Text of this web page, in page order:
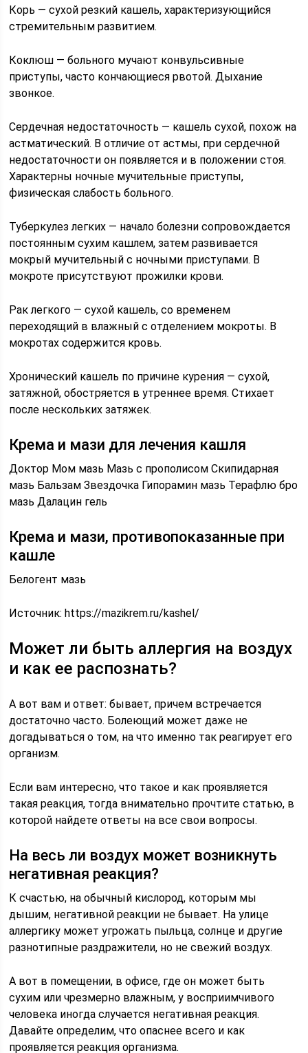
Корь — сухой резкий кашель, характеризующийся
стремительным развитием.
Коклюш — больного мучают конвульсивные
приступы, часто кончающиеся рвотой. Дыхание
звонкое.
Сердечная недостаточность — кашель сухой, похож на
астматический. В отличие от астмы, при сердечной
недостаточности он появляется и в положении стоя.
Характерны ночные мучительные приступы,
физическая слабость больного.
Туберкулез легких — начало болезни сопровождается
постоянным сухим кашлем, затем развивается
мокрый мучительный с ночными приступами. В
мокроте присутствуют прожилки крови.
Рак легкого — сухой кашель, со временем
переходящий в влажный с отделением мокроты. В
мокротах содержится кровь.
Хронический кашель по причине курения — сухой,
затяжной, обостряется в утреннее время. Стихает
после нескольких затяжек.
Крема и мази для лечения кашля
Доктор Мом мазь Мазь с прополисомСкипидарная
мазь Бальзам Звездочка Гипорамин мазь Терафлю бро
мазь Далацин гель
Крема и мази, противопоказанные при
кашле
Белогент мазь
Источник:https://mazikrem.ru/kashel/
Может ли быть аллергия на воздух
и как ее распознать?
А вот вам и ответ: бывает, причем встречается
достаточно часто. Болеющий может даже не
догадываться о том, на что именно так реагирует его
организм.
Если вам интересно, что такое и как проявляется
такая реакция, тогда внимательно прочтите статью, в
которой найдете ответы на все свои вопросы.
На весь ли воздух может возникнуть
негативная реакция?
К счастью, на обычный кислород, которым мы
дышим, негативной реакции не бывает. На улице
аллергику может угрожать пыльца, солнце и другие
разнотипные раздражители, но не свежий воздух.
А вот в помещении, в офисе, где он может быть
сухим или чрезмерно влажным, у восприимчивого
человека иногда случается негативная реакция.
Давайте определим, что опаснее всего и как
проявляется реакция организма.